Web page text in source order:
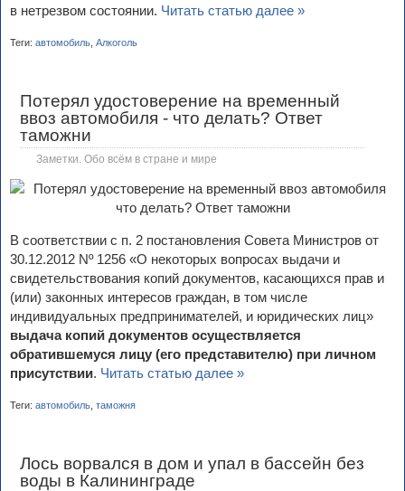
в нетрезвом состоянии. Читать статью далее »
Теги: автомобиль Алкоголь
Потерял удостоверение на временный
ввоз автомобиля - что делать? Ответ
таможни
Заметки. Обо всём в стране и мире
В соответствии с п. 2 постановления Совета Министров от
30.12.2012 Nº 1256 «О некоторых вопросах выдачи и
свидетельствования копий документов, касающихся прав и
(или) законных интересов граждан, в том числе
индивидуальных предпринимателей, и юридических лиц»
выдача копий документов осуществляется
обратившемуся лицу (его представителю) при личном
присутствии. Читать статью далее »
Теги: автомобиль таможня
Лось ворвался в дом и упал в бассейн без
воды в Калининграде